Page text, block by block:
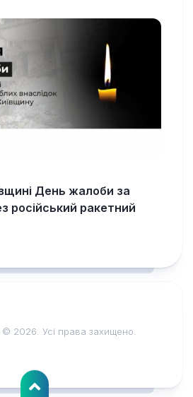
День жалоби за
російський ракетний
2026. Усі права захищено.